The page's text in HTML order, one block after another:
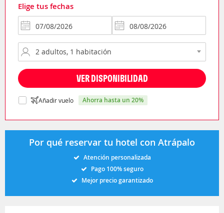
Elige tus fechas
VER DISPONIBILIDAD
Añadir vuelo ahorra hasta un 20%
Por qué reservar tu hotel con Atrápalo
Atención personalizada
Pago 100% seguro
Mejor precio garantizado